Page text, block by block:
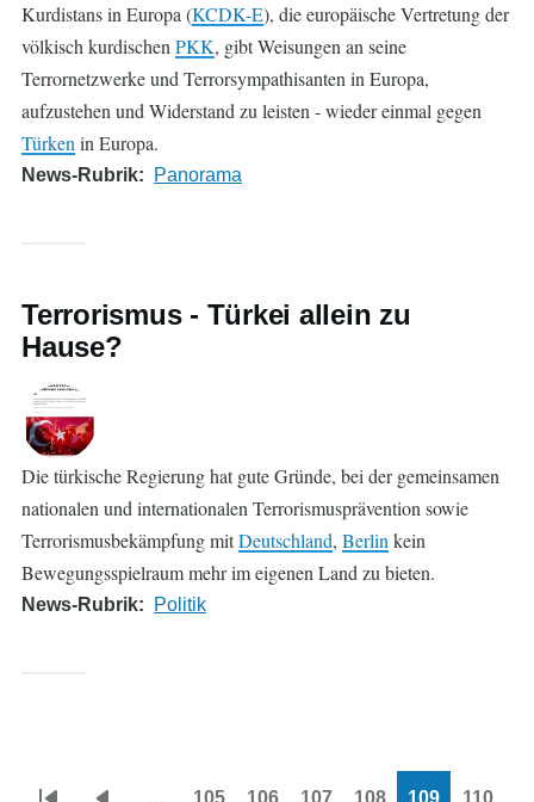
Kurdistans in Europa (KCDK-E), die europäische Vertretung der
völkisch kurdischen PKK, gibt Weisungen an seine
Terrornetzwerke und Terrorsympathisanten in Europa,
aufzustehen und Widerstand zu leisten - wieder einmal gegen
Türken in Europa.
News-Rubrik Panorama
Terrorismus - Türkei allein zu
Hause?
Die türkische Regierung hat gute Gründe, bei der gemeinsamen
nationalen und internationalen Terrorismusprävention sowie
Terrorismusbekämpfung mitDeutschland, Berlin kein
Bewegungsspielraum mehr im eigenen Land zu bieten.
News-Rubrik Politik
… 105 106 107 108 109 110